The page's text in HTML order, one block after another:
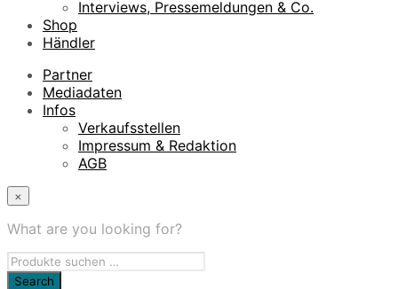
Interviews, Pressemeldungen & Co.
Shop
Händler
Partner
Mediadaten
Infos
Verkaufsstellen
Impressum & Redaktion
AGB
×
What are you looking for?